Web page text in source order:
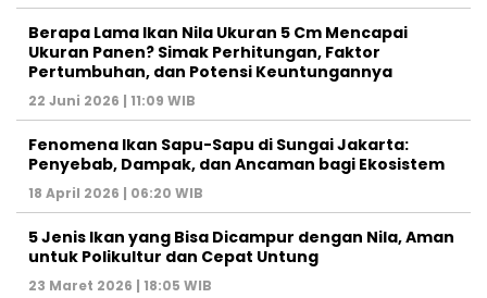
Berapa Lama Ikan Nila Ukuran 5 Cm Mencapai
Ukuran Panen? Simak Perhitungan, Faktor
Pertumbuhan, dan Potensi Keuntungannya
22 Juni 2026 | 11:09 WIB
Fenomena Ikan Sapu-Sapu di Sungai Jakarta:
Penyebab, Dampak, dan Ancaman bagi Ekosistem
18 April 2026 | 06:20 WIB
5 Jenis Ikan yang Bisa Dicampur dengan Nila, Aman
untuk Polikultur dan Cepat Untung
23 Maret 2026 | 18:05 WIB